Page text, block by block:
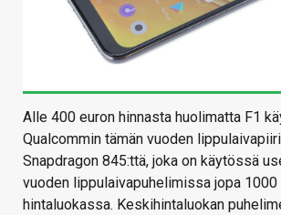
Alle 400 euron hinnasta huolimatta F1
Qualcommin tämän vuoden
Snapdragon 845:ttä, joka on käytössä
vuoden lippulaivapuhelimissa jopa 1000
hintaluokassa. Keskihintaluokan